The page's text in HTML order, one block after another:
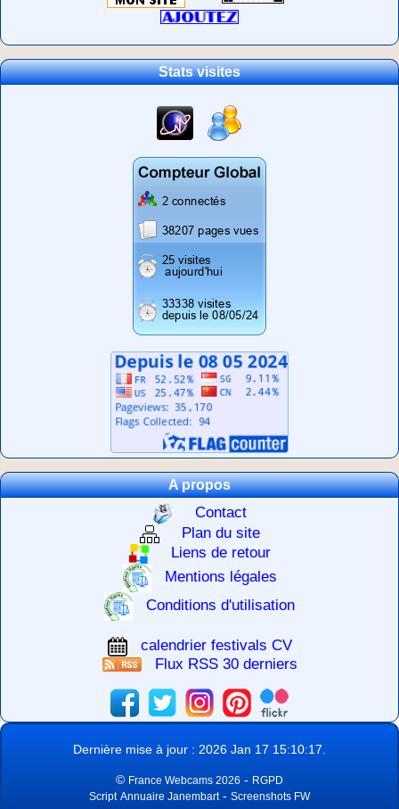
Stats visites
A propos
Contact
Plan du site
Liens de retour
Mentions légales
Conditions d'utilisation
calendrier festivals CV
Flux RSS 30 derniers
Dernière mise à jour : 2026 Jan 17 15:10:17.
© France Webcams 2026 - RGPD
Script Annuaire Janembart- Screenshots FW